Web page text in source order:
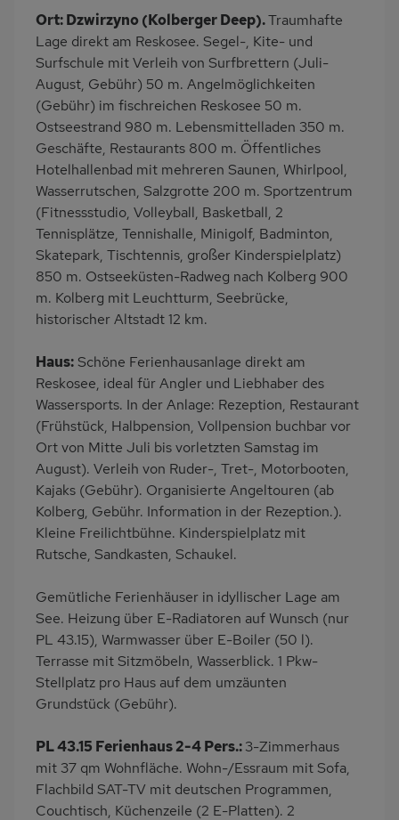
Kinderspielplatz
PKW-Parkplatz
Eingezäuntes
Grundstück
Dusche
Küche
Herd (2 Platten)
Kühlschrank
Meerblick/Seeblick
Ruhige Lage
Bootsverleih
Nichtraucher
Frühstück möglich
Freisitz im Garten
Wb/WC
freistehend
Seniorenfreundlich
Terrassenmöbel
Feuerstelle im Freien
Kaffeemaschine
Erdgeschoss
Bettwäsche inklusive
Handtücher mietbar
Ort: Dzwirzyno (Kolberger Deep).Traumhafte
Lage direkt am Reskosee. Segel-, Kite- und
Surfschule mit Verleih von Surfbrettern (Juli-
August, Gebühr) 50 m. Angelmöglichkeiten
(Gebühr) im fischreichen Reskosee 50 m.
Ostseestrand 980 m. Lebensmittelladen 350 m.
Geschäfte, Restaurants 800 m. Öffentliches
Hotelhallenbad mit mehreren Saunen, Whirlpool,
Wasserrutschen, Salzgrotte 200 m. Sportzentrum
(Fitnessstudio, Volleyball, Basketball, 2
Tennisplätze, Tennishalle, Minigolf, Badminton,
Skatepark, Tischtennis, großer Kinderspielplatz)
850 m. Ostseeküsten-Radweg nach Kolberg 900
m. Kolberg mit Leuchtturm, Seebrücke,
historischer Altstadt 12 km.
Haus: Schöne Ferienhausanlage direkt am
Reskosee, ideal für Angler und Liebhaber des
Wassersports. In der Anlage: Rezeption, Restaurant
(Frühstück, Halbpension, Vollpension buchbar vor
Ort von Mitte Juli bis vorletzten Samstag im
August). Verleih von Ruder-, Tret-, Motorbooten,
Kajaks (Gebühr). Organisierte Angeltouren (ab
Kolberg, Gebühr. Information in der Rezeption.).
Kleine Freilichtbühne. Kinderspielplatz mit
Rutsche, Sandkasten, Schaukel.
Gemütliche Ferienhäuser in idyllischer Lage am
See. Heizung über E-Radiatoren auf Wunsch (nur
PL 43.15), Warmwasser über E-Boiler (50 l).
Terrasse mit Sitzmöbeln, Wasserblick. 1 Pkw-
Stellplatz pro Haus auf dem umzäunten
Grundstück (Gebühr).
PL 43.15 Ferienhaus 2-4 Pers.:3-Zimmerhaus
mit 37 qm Wohnfläche. Wohn-/Essraum mit Sofa,
Flachbild SAT-TV mit deutschen Programmen,
Couchtisch, Küchenzeile (2 E-Platten). 2